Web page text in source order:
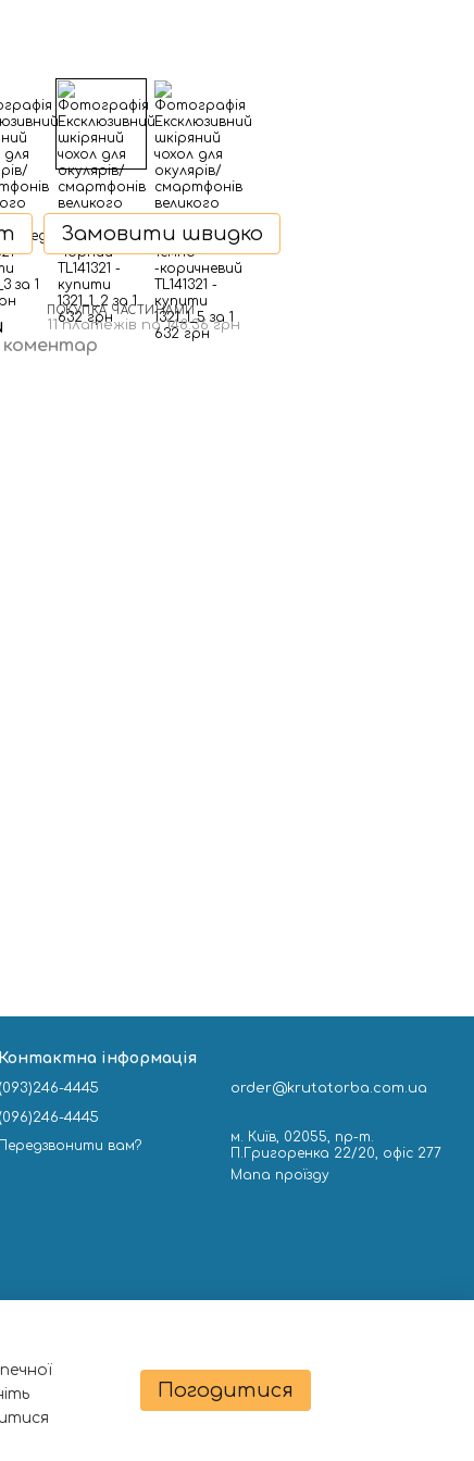
Замовити швидко
ПОКУПКА ЧАСТИНАМИ
11 платежів по 148.36 грн
коментар
Контактна інформація
(093)246-4445
(096)246-4445
Передзвонити вам?
order@krutatorba.com.ua
м. Київ, 02055, пр-т.
П.Григоренка 22/20, офіс 277
Мапа проїзду
Погодитися